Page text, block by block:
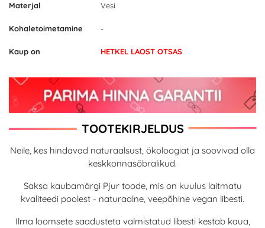
Materjal Vesi
Kohaletoimetamine -
Kaup on HETKEL LAOST OTSAS
TOOTEKIRJELDUS
Neile, kes hindavad naturaalsust, ökoloogiat ja soovivad olla
keskkonnasõbralikud.
Saksa kaubamärgi Pjur toode, mis on kuulus laitmatu
kvaliteedi poolest - naturaalne, veepõhine vegan libesti.
Ilma loomsete saadusteta valmistatud libesti kestab kaua,